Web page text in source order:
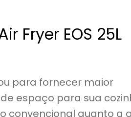
Fryer EOS 25L
para fornecer maior
espaço para sua
convencional quanto a